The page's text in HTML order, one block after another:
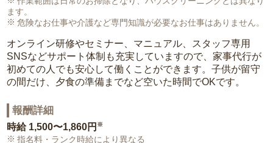
ます。
危険なお仕事や介護など専門知識が必要なお仕事はありません。
オンライン研修やセミナー、マニュアル、スタッフ専用
SNSなどサポート体制も充実していますので、家事代行が
初めての人でも安心して働くことができます。子供が留守
の間だけ、夕食の準備までなど空いた時間でOKです。
報酬詳細
時給 1,500〜1,860円 ※
指名料・ランク時給により異なる